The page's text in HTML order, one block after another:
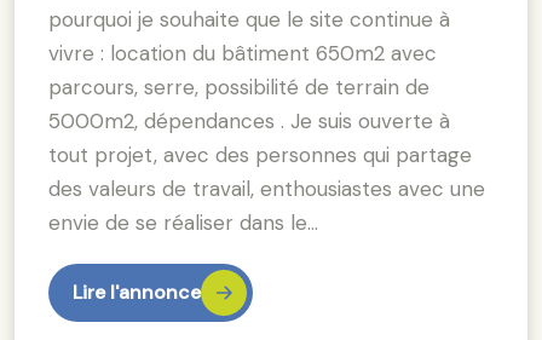
pourquoi je souhaite que le site continue à
vivre : location du bâtiment 650m2 avec
parcours, serre, possibilité de terrain de
5000m2, dépendances . Je suis ouverte à
tout projet, avec des personnes qui partage
des valeurs de travail, enthousiastes avec une
envie de se réaliser dans le…
Lire l'annonce